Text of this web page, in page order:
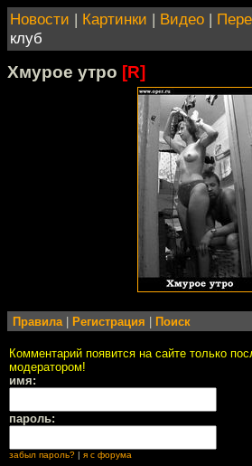
Новости | Картинки | Видео |
клуб
Хмурое утро [R]
Правила Регистрация Поиск
Комментарий появится на сайте только
модератором!
имя:
пароль:
забыл пароль? | я с форума